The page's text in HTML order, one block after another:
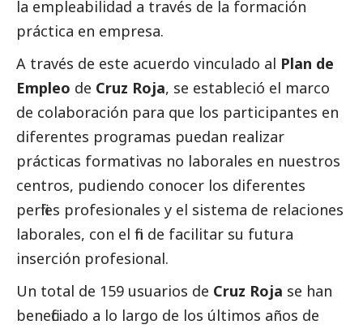
la empleabilidad a través de la formación
práctica en empresa.
A través de este acuerdo vinculado al Plan de
Empleo de Cruz Roja, se estableció el marco
de colaboración para que los participantes en
diferentes programas puedan realizar
prácticas formativas no laborales en nuestros
centros, pudiendo conocer los diferentes
perfiles profesionales y el sistema de relaciones
laborales, con el fin de facilitar su futura
inserción profesional.
Un total de 159 usuarios de Cruz Roja se han
beneficiado a lo largo de los últimos años de